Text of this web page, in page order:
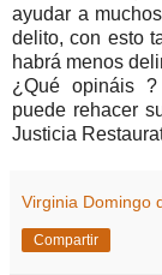
ayudar a
delito, con esto
habrá menos
¿Qué opináis
puede rehacer
Justicia
Virginia Domingo
Compartir